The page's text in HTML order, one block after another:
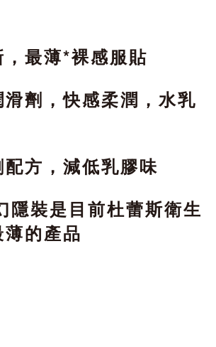
最薄*裸感服貼
劑，快感柔潤，水乳
方，減低乳膠味
隱裝是目前杜蕾斯衛生
的產品